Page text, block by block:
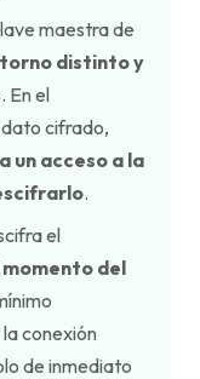
maestra de
distinto y
En el
cifrado,
un acceso a la
.
el
del
conexión
de inmediato